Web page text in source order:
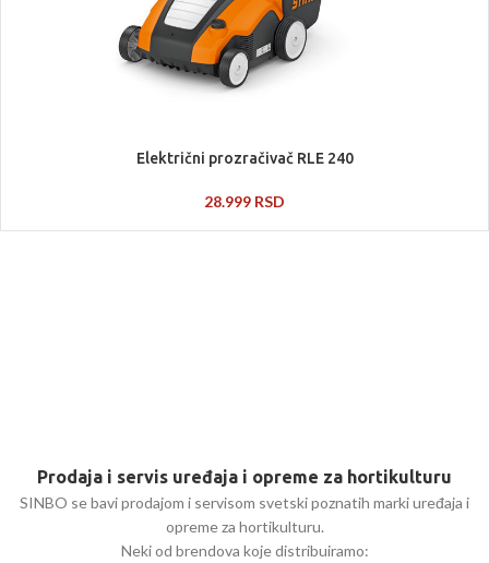
Električni prozračivač RLE 240
28.999 RSD
Prodaja i servis uređaja i opreme za hortikulturu
SINBO se bavi prodajom i servisom svetski poznatih marki uređaja i
opreme za hortikulturu.
Neki od brendova koje distribuiramo: